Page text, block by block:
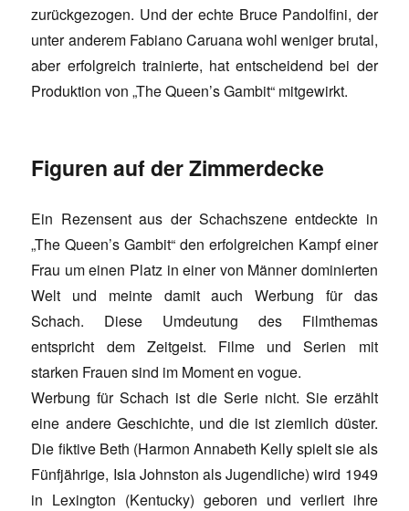
zurückgezogen. Und der echte Bruce Pandolfini, der
unter anderem Fabiano Caruana wohl weniger brutal,
aber erfolgreich trainierte, hat entscheidend bei der
Produktion von „The Queen’s Gambit“ mitgewirkt.
Figuren auf der Zimmerdecke
Ein Rezensent aus der Schachszene entdeckte in
„The Queen’s Gambit“ den erfolgreichen Kampf einer
Frau um einen Platz in einer von Männer dominierten
Welt und meinte damit auch Werbung für das
Schach. Diese Umdeutung des Filmthemas
entspricht dem Zeitgeist. Filme und Serien mit
starken Frauen sind im Moment en vogue.
Werbung für Schach ist die Serie nicht. Sie erzählt
eine andere Geschichte, und die ist ziemlich düster.
Die fiktive Beth (Harmon Annabeth Kelly spielt sie als
Fünfjährige, Isla Johnston als Jugendliche) wird 1949
in Lexington (Kentucky) geboren und verliert ihre